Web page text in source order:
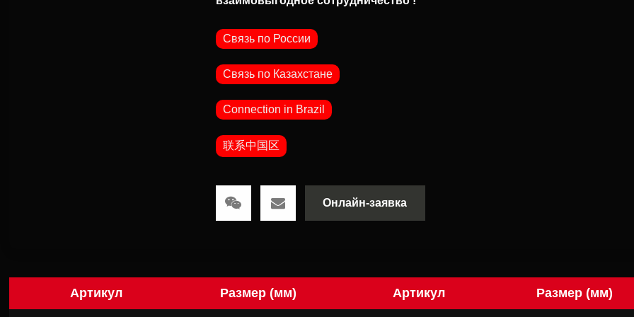
Связь по России
Связь по Казахстане
Connection in Brazil
联系中国区
Онлайн-заявка
Артикул Размер (мм) Артикул Размер (мм)